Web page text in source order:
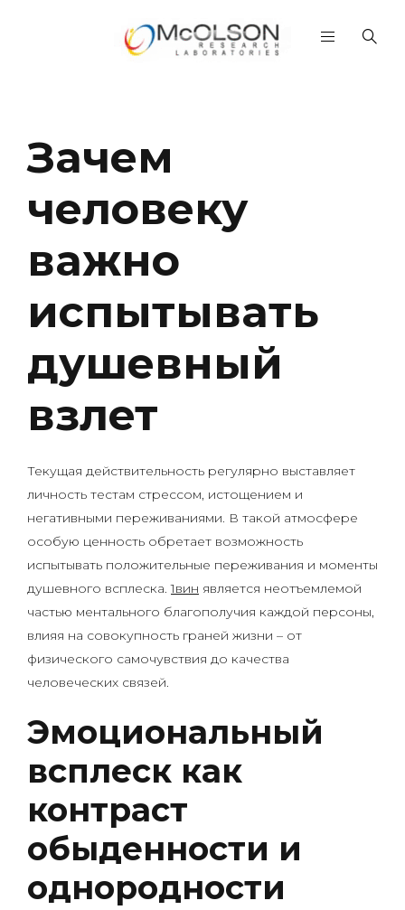
Зачем
человеку
важно
испытывать
душевный
взлет
Текущая действительность регулярно выставляет
личность тестам стрессом, истощением и
негативными переживаниями. В такой атмосфере
особую ценность обретает возможность
испытывать положительные переживания и моменты
душевного всплеска.1вин является неотъемлемой
частью ментального благополучия каждой персоны,
влияя на совокупность граней жизни – от
физического самочувствия до качества
человеческих связей.
Эмоциональный
всплеск как
контраст
обыденности и
однородности